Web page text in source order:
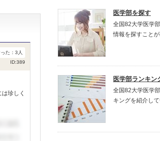
ID:389
た： 3 人
珍しく
医学部を探す
全国82大学医学
情報を探すことが
医学部ランキン
全国82大学医学
キングを紹介して